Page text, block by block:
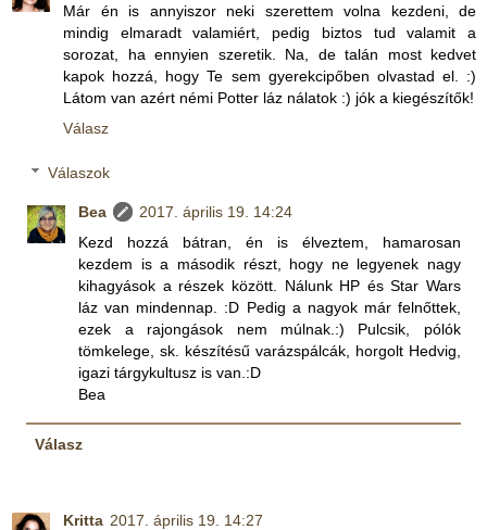
Már én is annyiszor neki szerettem volna kezdeni, de
mindig elmaradt valamiért, pedig biztos tud valamit a
sorozat, ha ennyien szeretik. Na, de talán most kedvet
kapok hozzá, hogy Te sem gyerekcipőben olvastad el. :)
Látom van azért némi Potter láz nálatok :) jók a kiegészítők!
Válasz
Válaszok
Bea
2017. április 19. 14:24
Kezd hozzá bátran, én is élveztem, hamarosan
kezdem is a második részt, hogy ne legyenek nagy
kihagyások a részek között. Nálunk HP és Star Wars
láz van mindennap. :D Pedig a nagyok már felnőttek,
ezek a rajongások nem múlnak.:) Pulcsik, pólók
tömkelege, sk. készítésű varázspálcák, horgolt Hedvig,
igazi tárgykultusz is van.:D
Bea
Válasz
Kritta 2017. április 19. 14:27